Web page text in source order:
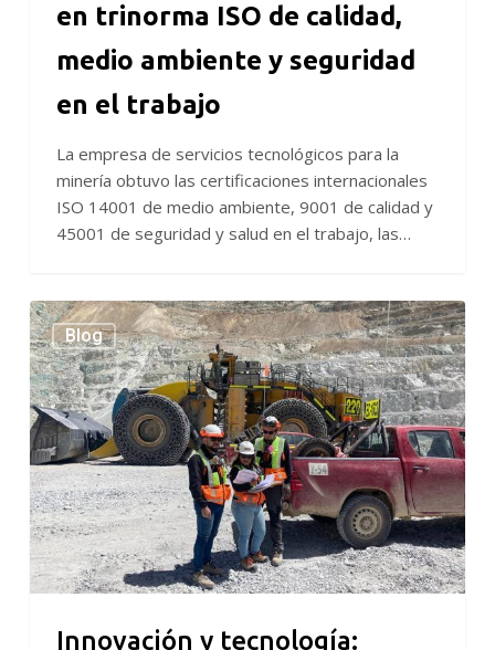
trabajo
en trinorma ISO de calidad,
medio ambiente y seguridad
en el trabajo
La empresa de servicios tecnológicos para la
minería obtuvo las certificaciones internacionales
ISO 14001 de medio ambiente, 9001 de calidad y
45001 de seguridad y salud en el trabajo, las…
Innovación
y
tecnología:
Herramientas
claves
para
la
inclusión
de
género
en
minería
Blog
Innovación y tecnología: